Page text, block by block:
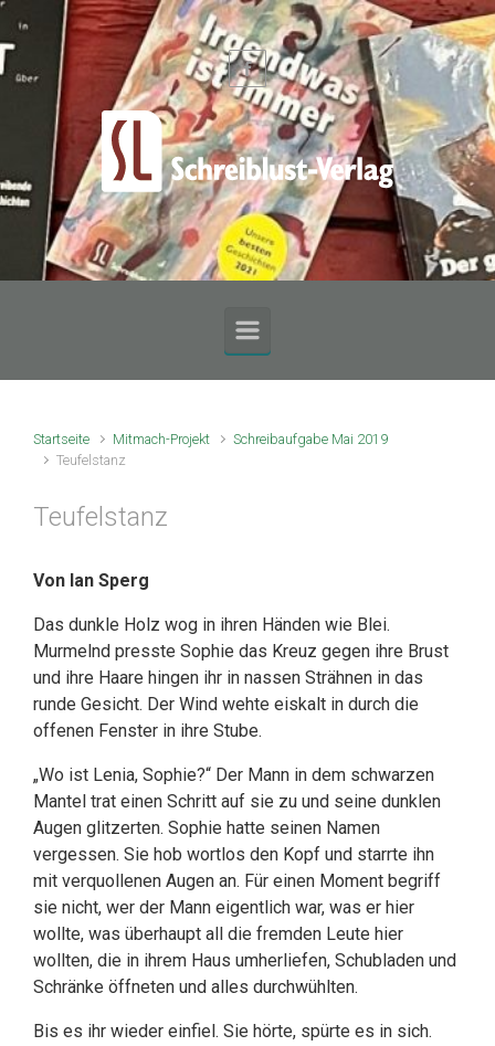
Zum Hauptinhalt springen
Startseite Mitmach-Projekt
Schreibaufgabe Mai 2019
Teufelstanz
Teufelstanz
Von Ian Sperg
Das dunkle Holz wog in ihren Händen wie Blei.
Murmelnd presste Sophie das Kreuz gegen ihre Brust
und ihre Haare hingen ihr in nassen Strähnen in das
runde Gesicht. Der Wind wehte eiskalt in durch die
offenen Fenster in ihre Stube.
„Wo ist Lenia, Sophie?“ Der Mann in dem schwarzen
Mantel trat einen Schritt auf sie zu und seine dunklen
Augen glitzerten. Sophie hatte seinen Namen
vergessen. Sie hob wortlos den Kopf und starrte ihn
mit verquollenen Augen an. Für einen Moment begriff
sie nicht, wer der Mann eigentlich war, was er hier
wollte, was überhaupt all die fremden Leute hier
wollten, die in ihrem Haus umherliefen, Schubladen und
Schränke öffneten und alles durchwühlten.
Bis es ihr wieder einfiel. Sie hörte, spürte es in sich.